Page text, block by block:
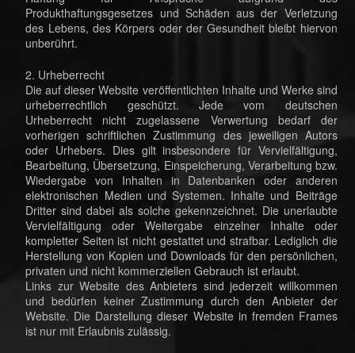
Produkthaftungsgesetzes und Schäden aus der Verletzung
des Lebens, des Körpers oder der Gesundheit bleibt hiervon
unberührt.
2. Urheberrecht
Die auf dieser Website veröffentlichten Inhalte und Werke sind
urheberrechtlich geschützt. Jede vom deutschen
Urheberrecht nicht zugelassene Verwertung bedarf der
vorherigen schriftlichen Zustimmung des jeweiligen Autors
oder Urhebers. Dies gilt insbesondere für Vervielfältigung,
Bearbeitung, Übersetzung, Einspeicherung, Verarbeitung bzw.
Wiedergabe von Inhalten in Datenbanken oder anderen
elektronischen Medien und Systemen. Inhalte und Beiträge
Dritter sind dabei als solche gekennzeichnet. Die unerlaubte
Vervielfältigung oder Weitergabe einzelner Inhalte oder
kompletter Seiten ist nicht gestattet und strafbar. Lediglich die
Herstellung von Kopien und Downloads für den persönlichen,
privaten und nicht kommerziellen Gebrauch ist erlaubt.
Links zur Website des Anbieters sind jederzeit willkommen
und bedürfen keiner Zustimmung durch den Anbieter der
Website. Die Darstellung dieser Website in fremden Frames
ist nur mit Erlaubnis zulässig.